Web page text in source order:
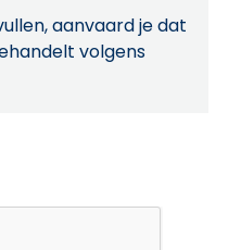
aanvaard je dat
volgens